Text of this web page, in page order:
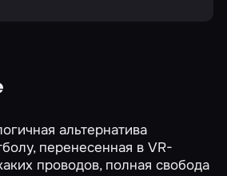
альтернатива
перенесенная в VR-
проводов, полная свобода